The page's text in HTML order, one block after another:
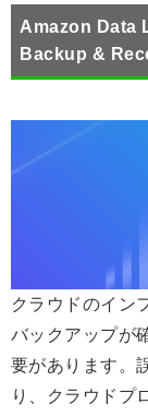
Amazon Data
Backup &
クラウドのイン
バックアップが
要があります。
り、クラウドプ